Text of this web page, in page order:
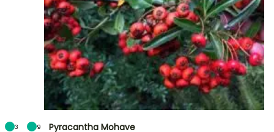
3 9 Pyracantha Mohave